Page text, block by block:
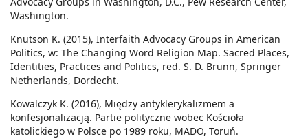
Washington.
Knutson K. (2015), Interfaith Advocacy Groups in American
Politics, w: The Changing Word Religion Map. Sacred Places,
Identities, Practices and Politics, red. S. D. Brunn, Springer
Netherlands, Dordecht.
Kowalczyk K. (2016), Między antyklerykalizmem a
konfesjonalizacją. Partie polityczne wobec Kościoła
katolickiego w Polsce po 1989 roku, MADO, Toruń.